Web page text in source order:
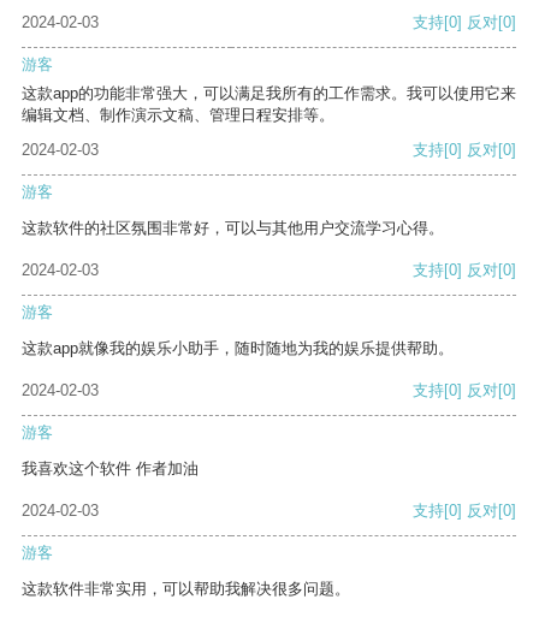
2024-02-03 支持[0] 反对[0]
游客
这款app的功能非常强大，可以满足我所有的工作需求。我可以使用它来
编辑文档、制作演示文稿、管理日程安排等。
2024-02-03
支持[0] 反对[0]
游客
这款软件的社区氛围非常好，可以与其他用户交流学习心得。
2024-02-03 支持[0] 反对[0]
游客
这款app就像我的娱乐小助手，随时随地为我的娱乐提供帮助。
2024-02-03 支持[0] 反对[0]
游客
我喜欢这个软件 作者加油
2024-02-03 支持[0] 反对[0]
游客
这款软件非常实用，可以帮助我解决很多问题。